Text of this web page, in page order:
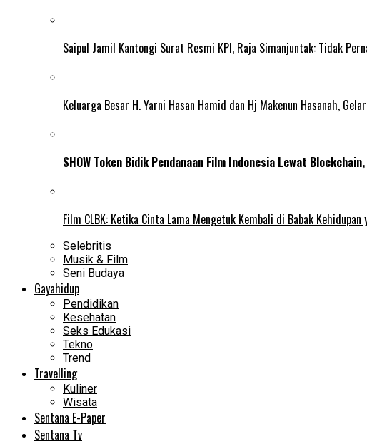
Saipul Jamil Kantongi Surat Resmi KPI, Raja Simanjuntak: Tidak
Keluarga Besar H. Yarni Hasan Hamid dan Hj Makenun Hasanah,
SHOW Token Bidik Pendanaan Film Indonesia Lewat
Film CLBK: Ketika Cinta Lama Mengetuk Kembali di Babak Kehidupan
Selebritis
Musik & Film
Seni Budaya
Gayahidup
Pendidikan
Kesehatan
Seks Edukasi
Tekno
Trend
Travelling
Kuliner
Wisata
Sentana E-Paper
Sentana Tv